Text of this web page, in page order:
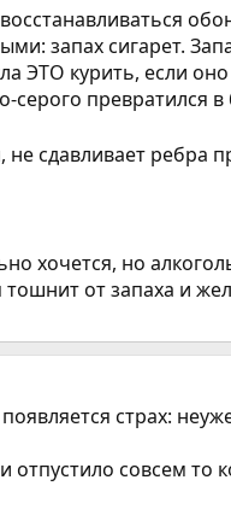
запах сигарет.
ЭТО курить, если
превратился
сдавливает ребра
хочется, но
от запаха и
страх:
отпустило совсем то